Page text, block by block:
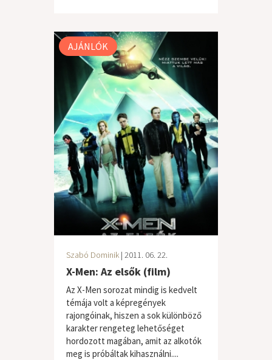
AJÁNLÓK
Szabó Dominik | 2011. 06. 22.
X-Men: Az elsők (film)
Az X-Men sorozat mindig is kedvelt
témája volt a képregények
rajongóinak, hiszen a sok különböző
karakter rengeteg lehetőséget
hordozott magában, amit az alkotók
meg is próbáltak kihasználni....